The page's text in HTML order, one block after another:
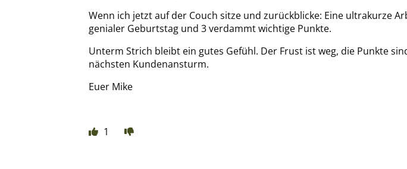
Wenn ich jetzt auf der Couch sitze und zurückblicke: Eine ultrakurze
genialer Geburtstag und 3 verdammt wichtige Punkte.
Unterm Strich bleibt ein gutes Gefühl. Der Frust ist weg, die Punkte
nächsten Kundenansturm.
Euer Mike
1